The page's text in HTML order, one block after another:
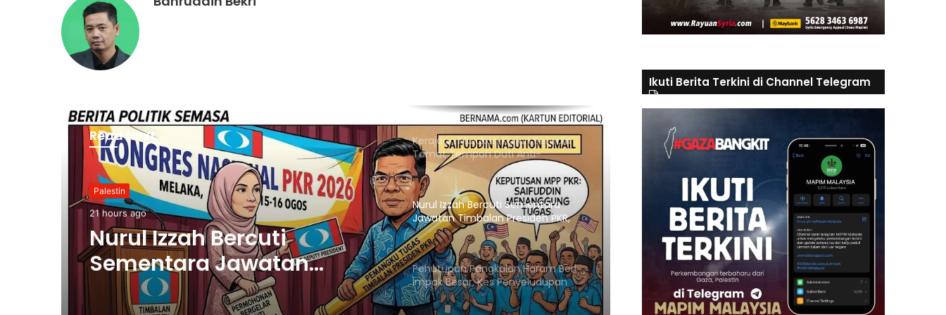
Read Next
Palestin
21 hours ago
Nurul Izzah Bercuti
Sementara Jawatan
Timbalan Presiden PKR,
Kerajaan Mulakan Kajian Semula
Tamat Tempoh Duti Anti-
Lambakan Import Gegelung Keluli
China, Vietnam
Nurul Izzah Bercuti Sementara
Jawatan Timbalan Presiden PKR,
Saifuddin Pemangku Tugas
Penutupan Pangkalan Haram Beri
Impak Besar, Kes Penyeludupan
Petrol dan Diesel Menjunam
Ikuti Berita Terkini di Channel Telegram